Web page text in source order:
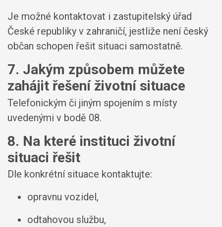
Je možné kontaktovat i zastupitelský úřad
České republiky v zahraničí, jestliže není český
občan schopen řešit situaci samostatně.
7. Jakým způsobem můžete
zahájit řešení životní situace
Telefonickým či jiným spojením s místy
uvedenými v bodě 08.
8. Na které instituci životní
situaci řešit
Dle konkrétní situace kontaktujte:
opravnu vozidel,
odtahovou službu,